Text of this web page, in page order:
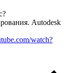
Autodesk
watch?